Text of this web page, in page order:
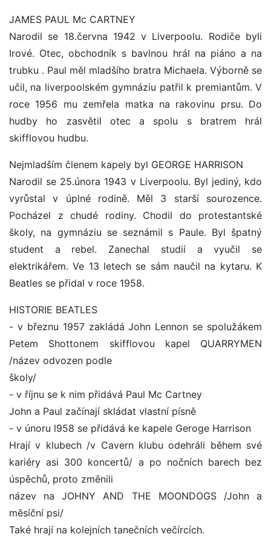
JAMES PAUL Mc CARTNEY
Narodil se 18.června 1942 v Liverpoolu. Rodiče byli
Irové. Otec, obchodník s bavlnou hrál na piáno a na
trubku . Paul měl mladšího bratra Michaela. Výborně se
učil, na liverpoolském gymnáziu patřil k premiantům. V
roce 1956 mu zemřela matka na rakovinu prsu. Do
hudby ho zasvětil otec a spolu s bratrem hrál
skifflovou hudbu.
Nejmladším členem kapely byl GEORGE HARRISON
Narodil se 25.února 1943 v Liverpoolu. Byl jediný, kdo
vyrůstal v úplné rodině. Měl 3 starší sourozence.
Pocházel z chudé rodiny. Chodil do protestantské
školy, na gymnáziu se seznámil s Paule. Byl špatný
student a rebel. Zanechal studií a vyučil se
elektrikářem. Ve 13 letech se sám naučil na kytaru. K
Beatles se přidal v roce 1958.
HISTORIE BEATLES
- v březnu 1957 zakládá John Lennon se spolužákem
Petem Shottonem skifflovou kapel QUARRYMEN
/název odvozen podle
školy/
- v říjnu se k nim přidává Paul Mc Cartney
John a Paul začínají skládat vlastní písně
- v únoru l958 se přidává ke kapele Geroge Harrison
Hrají v klubech /v Cavern klubu odehráli během své
kariéry asi 300 koncertů/ a po nočních barech bez
úspěchů, proto změnili
název na JOHNY AND THE MOONDOGS /John a
měsíční psi/
Také hrají na kolejních tanečních večírcích.